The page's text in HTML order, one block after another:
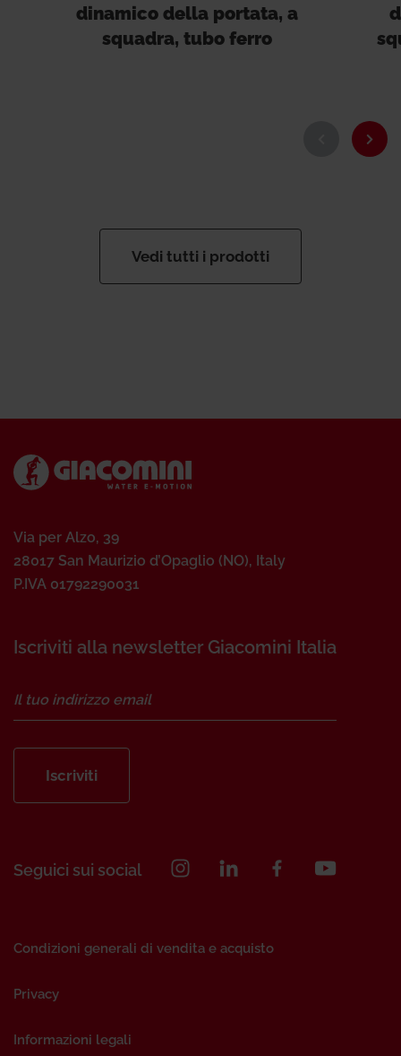
dinamico della portata, a
squadra, tubo ferro
Vedi tutti i prodotti
Via per Alzo, 39
28017 San Maurizio d’Opaglio (NO), Italy
P.IVA 01792290031
Iscriviti alla newsletter Giacomini Italia
Iscriviti
Seguici sui social
Condizioni generali di vendita e acquisto
Privacy
Informazioni legali